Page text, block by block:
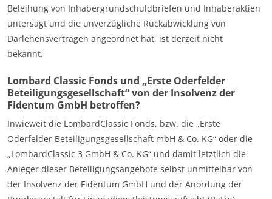
Beleihung von Inhabergrundschuldbriefen und Inhaberaktien
untersagt und die unverzügliche Rückabwicklung von
Darlehensverträgen angeordnet hat, ist derzeit nicht
bekannt.
Lombard Classic Fonds und „Erste Oderfelder
Beteiligungsgesellschaft“ von der Insolvenz der
Fidentum GmbH betroffen?
Inwieweit die LombardClassic Fonds, bzw. die „Erste
Oderfelder Beteiligungsgesellschaft mbH & Co. KG“ oder die
„LombardClassic 3 GmbH & Co. KG“ und damit letztlich die
Anleger dieser Beteiligungsangebote selbst unmittelbar von
der Insolvenz der Fidentum GmbH und der Anordung der